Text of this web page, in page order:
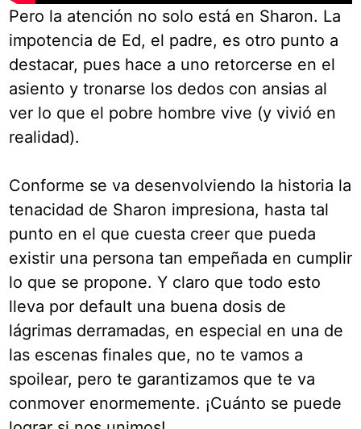
Pero la atención no solo está en Sharon. La
impotencia de Ed, el padre, es otro punto a
destacar, pues hace a uno retorcerse en el
asiento y tronarse los dedos con ansias al
ver lo que el pobre hombre vive (y vivió en
realidad).
Conforme se va desenvolviendo la historia la
tenacidad de Sharon impresiona, hasta tal
punto en el que cuesta creer que pueda
existir una persona tan empeñada en cumplir
lo que se propone. Y claro que todo esto
lleva por default una buena dosis de
lágrimas derramadas, en especial en una de
las escenas finales que, no te vamos a
spoilear, pero te garantizamos que te va
conmover enormemente. ¡Cuánto se puede